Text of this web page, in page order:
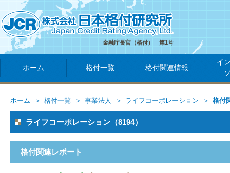
金融庁長官（格付） 第1号
ホーム 格付一覧 格付関連情報
イ
ホーム 格付一覧 事業法人 ライフコーポレーション 格付
ライフコーポレーション（8194）
格付関連レポート